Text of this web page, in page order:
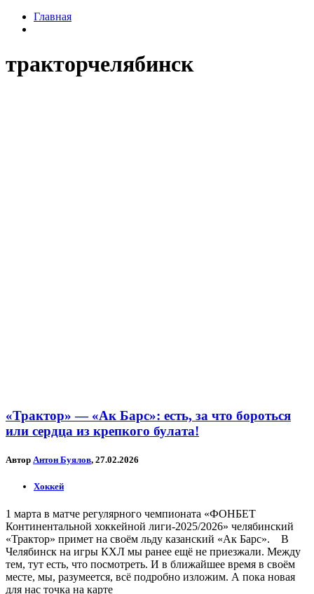
Главная
тракторчелябинск
«Трактор» — «Ак Барс»: есть, за что бороться
или сердца из крепкого булата!
Автор Антон Буялов, 27.02.2026
Хоккей
1 марта в матче регулярного чемпионата «ФОНБЕТ
Континентальной хоккейной лиги-2025/2026» челябинский
«Трактор» примет на своём льду казанский «Ак Барс». В
Челябинск на игры КХЛ мы ранее ещё не приезжали. Между
тем, тут есть, что посмотреть. И в ближайшее время в своём
месте, мы, разумеется, всё подробно изложим. А пока новая
для нас точка на карте